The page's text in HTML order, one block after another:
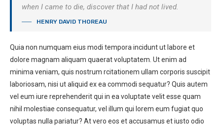
when I came to die, discover that I had not lived.
HENRY DAVID THOREAU
Quia non numquam eius modi tempora incidunt ut labore et
dolore magnam aliquam quaerat voluptatem. Ut enim ad
minima veniam, quis nostrum rcitationem ullam corporis suscipit
laboriosam, nisi ut aliquid ex ea commodi sequatur? Quis autem
vel eum iure reprehenderit qui in ea voluptate velit esse quam
nihil molestiae consequatur, vel illum qui lorem eum fugiat quo
voluptas nulla pariatur? At vero eos et accusamus et iusto odio